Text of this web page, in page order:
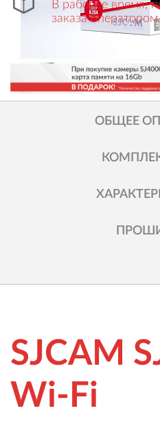
В рабочее время,
заказа оператором.
ОБЩЕЕ
SJCAM
Wi-Fi